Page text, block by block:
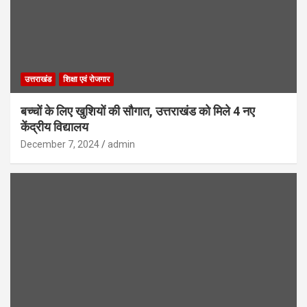
उत्तराखंड शिक्षा एवं रोजगार
बच्चों के लिए खुशियों की सौगात, उत्तराखंड को मिले 4 नए
केंद्रीय विद्यालय
December 7, 2024 admin